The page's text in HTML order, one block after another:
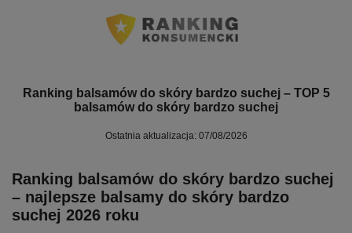
Ranking balsamów do skóry bardzo suchej – TOP 5
balsamów do skóry bardzo suchej
Ostatnia aktualizacja: 07/08/2026
Ranking balsamów do skóry bardzo suchej
– najlepsze balsamy do skóry bardzo
suchej 2026 roku